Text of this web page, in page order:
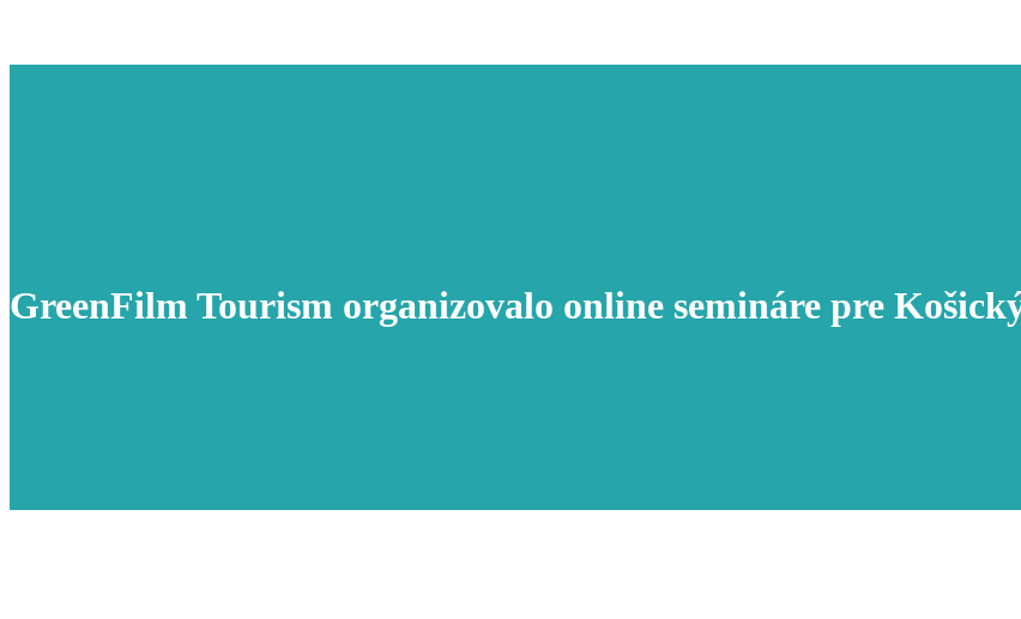
GreenFilm Tourism organizovalo online semináre pre